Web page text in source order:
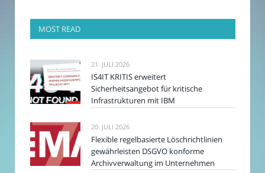
MOST READ
21. JULI 2026
IS4IT KRITIS erweitert
Sicherheitsangebot für kritische
Infrastrukturen mit IBM
20. JULI 2026
Flexible regelbasierte Löschrichtlinien
gewährleisten DSGVO konforme
Archivverwaltung im Unternehmen